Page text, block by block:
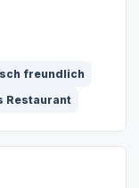
freundlich
Restaurant